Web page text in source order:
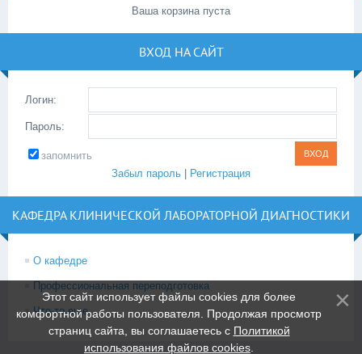
Ваша корзина пуста
ВХОД НА САЙТ
Логин:
Пароль:
запомнить
Забыл пароль
Регистрация
КАФЕДРА КЛИНИЧЕСКОЙ ЛАБОРАТОРНОЙ ДИАГНОСТИКИ
О кафедре
Профессиональная переподготовка
Что-то еще
Этот сайт использует файлы cookies для более
комфортной работы пользователя. Продолжая просмотр
страниц сайта, вы соглашаетесь с Политикой
использования файлов cookies